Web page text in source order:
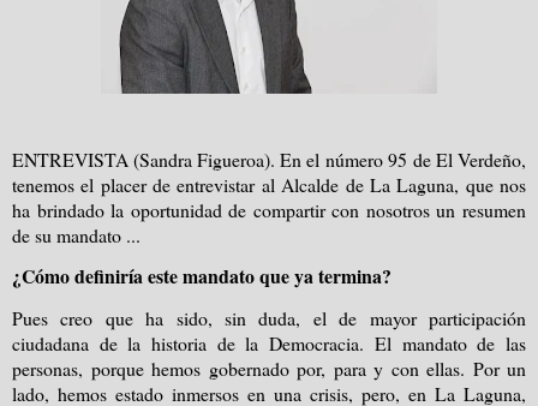
ENTREVISTA (Sandra Figueroa). En el número 95 de El Verdeño,
tenemos el placer de entrevistar al Alcalde de La Laguna, que nos
ha brindado la oportunidad de compartir con nosotros un resumen
de su mandato ...
¿Cómo definiría este mandato que ya termina?
Pues creo que ha sido, sin duda, el de mayor participación
ciudadana de la historia de la Democracia. El mandato de las
personas, porque hemos gobernado por, para y con ellas. Por un
lado, hemos estado inmersos en una crisis, pero, en La Laguna,